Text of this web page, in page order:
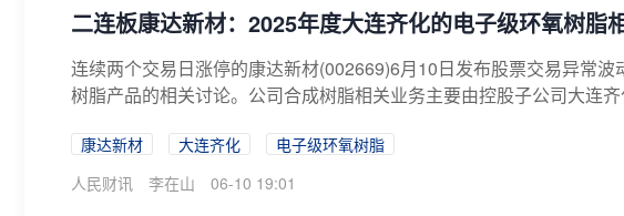
二连板康达新材：2025年度大连齐化的电子级环氧树脂
连续两个交易日涨停的康达新材(002669)6月10日发布股票交易异常
树脂产品的相关讨论。公司合成树脂相关业务主要由控股子公司大连
康达新材 大连齐化
电子级环氧树脂
人民财讯
李在山 06-10 19:01